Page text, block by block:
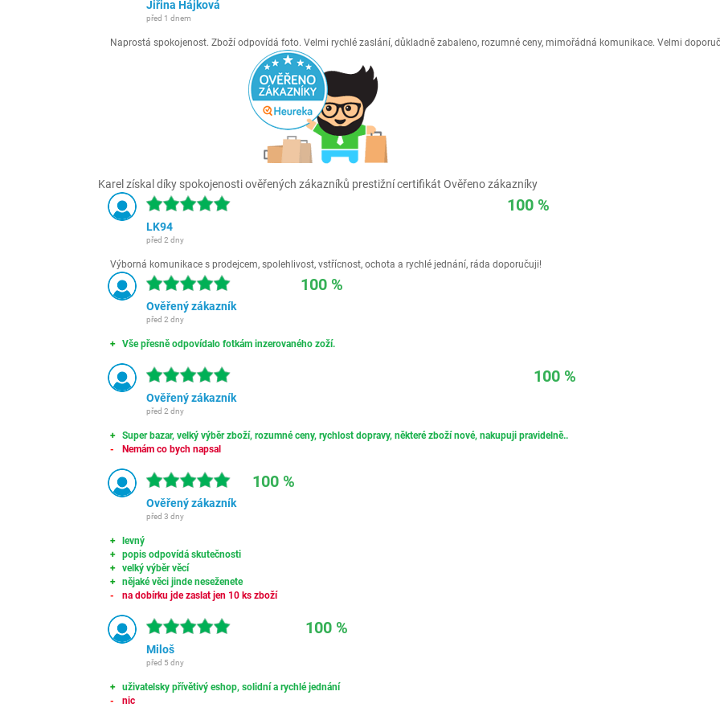
Jiřina Hájková
před 1 dnem
Naprostá spokojenost. Zboží odpovídá foto. Velmi rychlé zaslání, důkladně zabaleno, rozumné ceny, mimořádná komunikace. Velmi
Karel získal díky spokojenosti ověřených zákazníků prestižní certifikát Ověřeno zákazníky
100 %
LK94
před 2 dny
Výborná komunikace s prodejcem, spolehlivost, vstřícnost, ochota a rychlé jednání, ráda doporučuji!
100 %
Ověřený zákazník
před 2 dny
Vše přesně odpovídalo fotkám inzerovaného zoží.
100 %
Ověřený zákazník
před 2 dny
Super bazar, velký výběr zboží, rozumné ceny, rychlost dopravy, některé zboží nové, nakupuji pravidelně..
Nemám co bych napsal
100 %
Ověřený zákazník
před 3 dny
levný
popis odpovídá skutečnosti
velký výběr věcí
nějaké věci jinde neseženete
na dobírku jde zaslat jen 10 ks zboží
100 %
Miloš
před 5 dny
uživatelsky přívětivý eshop, solidní a rychlé jednání
nic